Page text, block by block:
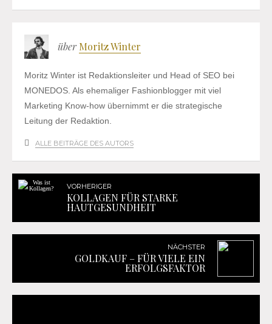
über Moritz Winter
Moritz Winter ist Redaktionsleiter und Head of SEO bei
MONEDOS. Als ehemaliger Fashionblogger mit viel
Marketing Know-how übernimmt er die strategische
Leitung der Redaktion.
ALLE BEITRÄGE DES AUTORS
VORHERIGER
KOLLAGEN FÜR STARKE
HAUTGESUNDHEIT
NÄCHSTER
GOLDKAUF – FÜR VIELE EIN
ERFOLGSFAKTOR